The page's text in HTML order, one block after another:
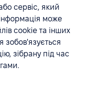
сервіс, який
може
cookie та інших
зобов'язується
зібрану під час